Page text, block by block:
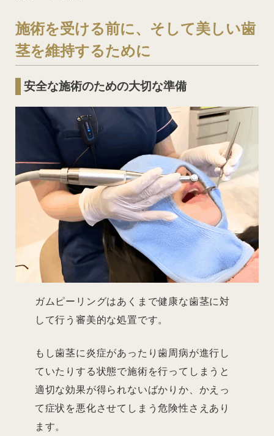
施術を受ける前に、そして美しい歯
茎を維持するために
安全な施術のための大切な準備
ガムピーリングはあくまで健康な歯茎に対
して行う審美的な処置です。
もし歯茎に炎症があったり歯周病が進行し
ていたりする状態で施術を行ってしまうと
適切な効果が得られないばかりか、かえっ
て症状を悪化させてしまう危険性さえあり
ます。